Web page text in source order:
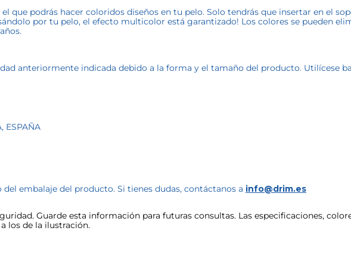
que podrás hacer coloridos diseños en tu pelo. Solo tendrás que insertar en el
por tu pelo, el efecto multicolor está garantizado! Los colores se pueden
anteriormente indicada debido a la forma y el tamaño del producto. Utilícese
ESPAÑA
embalaje del producto. Si tienes dudas, contáctanos a info@drim.es
Guarde esta información para futuras consultas. Las especificaciones,
los de la ilustración.